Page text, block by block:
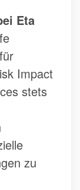
Eta
Impact
stets
zu